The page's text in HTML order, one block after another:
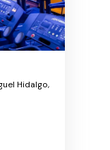
Hidalgo,